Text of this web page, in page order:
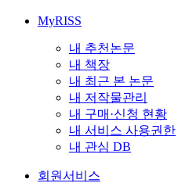
MyRISS
내 추천논문
내 책장
내 최근 본 논문
내 저작물관리
내 구매·신청 현황
내 서비스 사용권한
내 관심 DB
회원서비스